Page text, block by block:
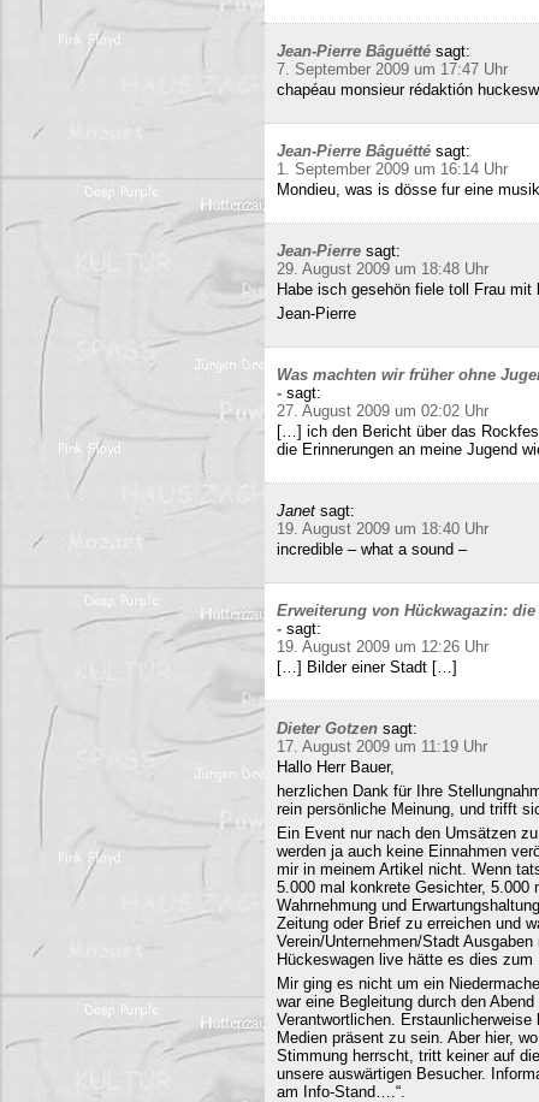
Jean-Pierre Bâguétté sagt:
7. September 2009 um 17:47 Uhr
chapéau monsieur rédaktión
Jean-Pierre Bâguétté sagt:
1. September 2009 um 16:14 Uhr
Mondieu, was is dösse fur eine
Jean-Pierre sagt:
29. August 2009 um 18:48 Uhr
Habe isch gesehön fiele toll Frau
Jean-Pierre
Was machten wir früher ohne
- sagt:
27. August 2009 um 02:02 Uhr
[…] ich den Bericht über das
die Erinnerungen an meine Jugend
Janet sagt:
19. August 2009 um 18:40 Uhr
incredible – what a sound –
Erweiterung von Hückwagazin:
- sagt:
19. August 2009 um 12:26 Uhr
[…] Bilder einer Stadt […]
Dieter Gotzen sagt:
17. August 2009 um 11:19 Uhr
Hallo Herr Bauer,
herzlichen Dank für Ihre
rein persönliche Meinung, und trifft
Ein Event nur nach den Umsätzen
werden ja auch keine Einnahmen
mir in meinem Artikel nicht. Wenn
5.000 mal konkrete Gesichter, 5.000
Wahrnehmung und
Zeitung oder Brief zu erreichen und
Verein/Unternehmen/Stadt
Hückeswagen live hätte es dies zum
Mir ging es nicht um ein
war eine Begleitung durch den
Verantwortlichen.
Medien präsent zu sein. Aber hier,
Stimmung herrscht, tritt keiner auf
unsere auswärtigen Besucher.
am Info-Stand….“.